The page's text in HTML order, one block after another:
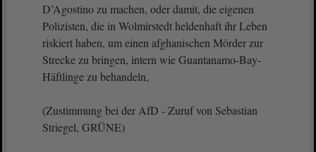
D’Agostino zu machen, oder damit, die eigenen
Polizisten, die in Wolmirstedt heldenhaft ihr Leben
riskiert haben, um einen afghanischen Mörder zur
Strecke zu bringen, intern wie Guantanamo-Bay-
Häftlinge zu behandeln,
(Zustimmung bei der AfD - Zuruf von Sebastian
Striegel, GRÜNE)